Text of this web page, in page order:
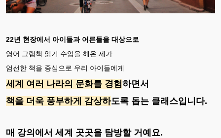
22년 현장에서 아이들과 어른들을 대상으로
영어 그램책 읽기 수업을 해온 제가
엄선한 책을 중심으로 우리 아이들에게
세계 여러 나라의 문화를 경험하면서
책을 더욱 풍부하게 감상하도록 돕는 클래스입니다.
매 강의에서 세계 곳곳을 탐방할 거예요.